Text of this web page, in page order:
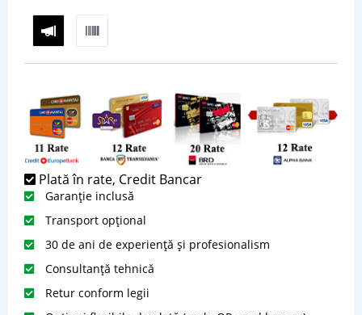
Plată în rate, Credit Bancar
Garanție inclusă
Transport opțional
30 de ani de experiență și profesionalism
Consultanță tehnică
Retur conform legii